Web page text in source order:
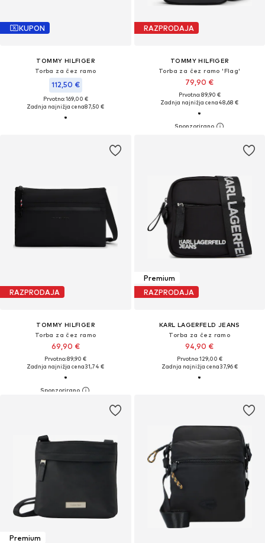
KUPON
TOMMY HILFIGER
Torba za čez ramo
112,50 €
Prvotno: 169,00 €
Zadnja najnižja cena87,50 €
RAZPRODAJA
TOMMY HILFIGER
Torba za čez ramo 'Flag'
79,90 €
Prvotno: 89,90 €
Zadnja najnižja cena48,68 €
RAZPRODAJA
TOMMY HILFIGER
Torba za čez ramo
69,90 €
Prvotno: 89,90 €
Zadnja najnižja cena31,74 €
Premium
RAZPRODAJA
KARL LAGERFELD JEANS
Torba za čez ramo
94,90 €
Prvotno: 129,00 €
Zadnja najnižja cena37,96 €
Premium